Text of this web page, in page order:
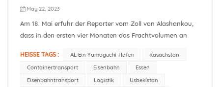
May 22, 2023
Am 18. Mai erfuhr der Reporter vom Zoll von Alashankou,
dass in den ersten vier Monaten das Frachtvolumen an
Tonnen erreichte, was einem Anstieg von 146,7 %
gegenüber dem Vorjahr entspricht, wovon über 90 % des
Getreides stammten aus den fünf ze...
HEISSE TAGS : AL Ein Yamaguchi-Hafen
Kasachstan
Containertransport
Eisenbahn
Essen
Eisenbahntransport
Logistik
Usbekistan